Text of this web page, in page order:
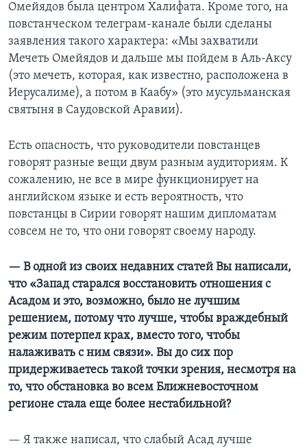
Омейядов была центром Халифата. Кроме того, на
повстанческом телеграм-канале были сделаны
заявления такого характера: «Мы захватили
Мечеть Омейядов и дальше мы пойдем в Аль-Аксу
(это мечеть, которая, как известно, расположена в
Иерусалиме), а потом в Каабу» (это мусульманская
святыня в Саудовской Аравии).
Есть опасность, что руководители повстанцев
говорят разные вещи двум разным аудиториям. К
сожалению, не все в мире функционирует на
английском языке и есть вероятность, что
повстанцы в Сирии говорят нашим дипломатам
совсем не то, что они говорят своему народу.
— В одной из своих недавних статей Вы написали,
что «Запад старался восстановить отношения с
Асадом и это, возможно, было не лучшим
решением, потому что лучше, чтобы враждебный
режим потерпел крах, вместо того, чтобы
налаживать с ним связи». Вы до сих пор
придерживаетесь такой точки зрения, несмотря на
то, что обстановка во всем Ближневосточном
регионе стала еще более нестабильной?
— Я также написал, что слабый Асад лучше